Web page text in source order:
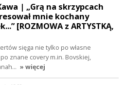
| „Grą na skrzypcach
mnie kochany
[ROZMOWA z ARTYSTKĄ,
sięga nie tylko po własne
znane covery m.in. Bovskiej,
» więcej